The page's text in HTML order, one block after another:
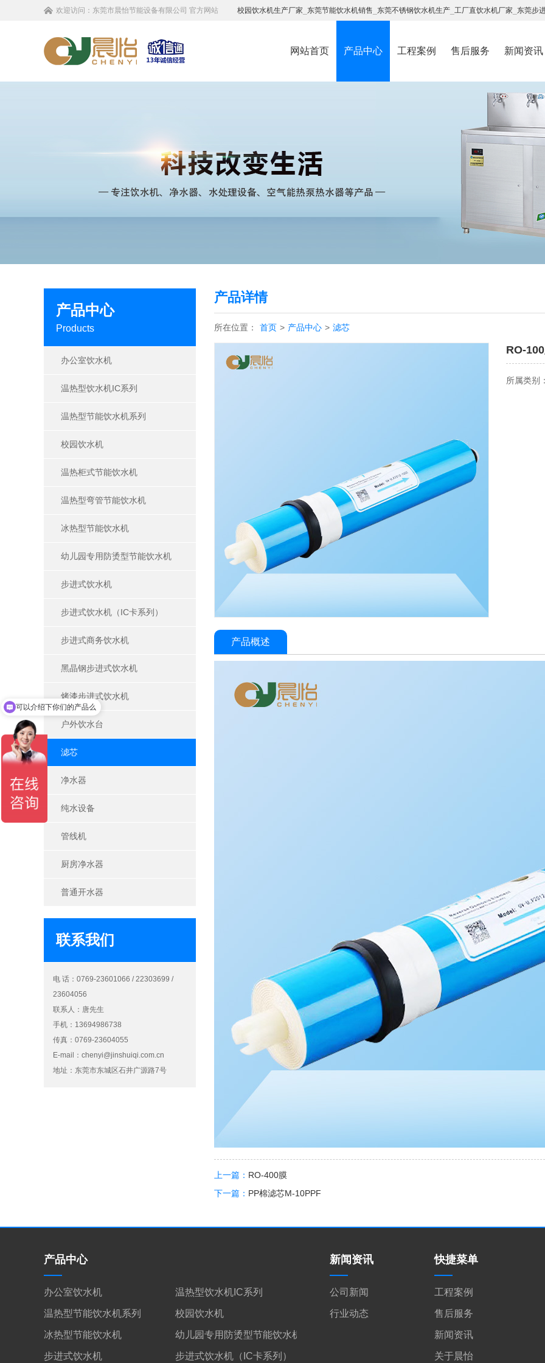
欢迎访问： 东莞市晨怡节能设备有限公司 官方网站 校园饮水机生产厂家 东莞节能饮水机销售 东莞不锈钢饮水机生产 工厂直饮水机厂家 东莞步
网站首页 产品中心 工程案例 售后服务 新闻资讯
产品中心
Products
办公室饮水机
温热型饮水机IC系列
温热型节能饮水机系列
校园饮水机
温热柜式节能饮水机
温热型弯管节能饮水机
冰热型节能饮水机
幼儿园专用防烫型节能饮水机
步进式饮水机
步进式饮水机（IC卡系列）
步进式商务饮水机
黑晶钢步进式饮水机
烤漆步进式饮水机
户外饮水台
滤芯
净水器
纯水设备
管线机
厨房净水器
普通开水器
联系我们
电 话：0769-23601066 / 22303699 /
23604056
联系人：唐先生
手机：13694986738
传真：0769-23604055
E-mail： chenyi@jinshuiqi.com.cn
地址：东莞市东城区石井广源路7号
产品详情
所在位置： 首页 > 产品中心 > 滤芯
RO-
所属类别
产品概述
上一篇： RO-400膜
下一篇： PP棉滤芯M-10PPF
产品中心
办公室饮水机 温热型饮水机IC系列
温热型节能饮水机系列 校园饮水机
冰热型节能饮水机 幼儿园专用防烫型节能饮水机
步进式饮水机 步进式饮水机（IC卡系列）
新闻资讯
公司新闻
行业动态
快捷菜单
工程案例
售后服务
新闻资讯
关于晨怡
可以介绍下你们的产品么